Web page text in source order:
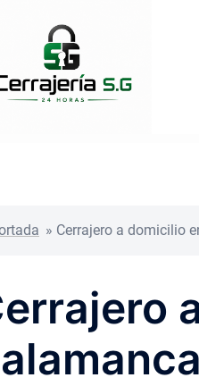
» Cerrajero a domicilio